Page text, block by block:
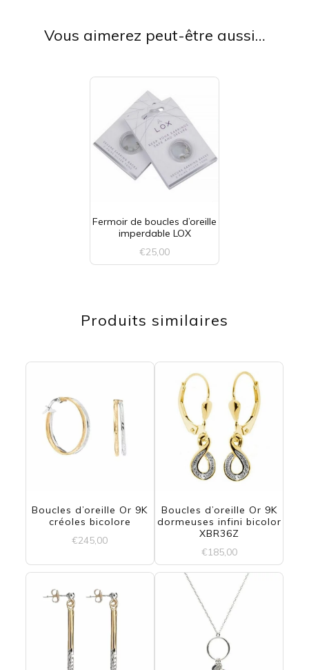
Vous aimerez peut-être aussi…
Fermoir de boucles d’oreille
imperdable LOX
€25,00
a
variations.
options
peuvent
sur
page
Produits similaires
Boucles d’oreille Or 9K
créoles bicolore
€245,00
Boucles d’oreille Or 9K
dormeuses infini bicolor
XBR36Z
€185,00